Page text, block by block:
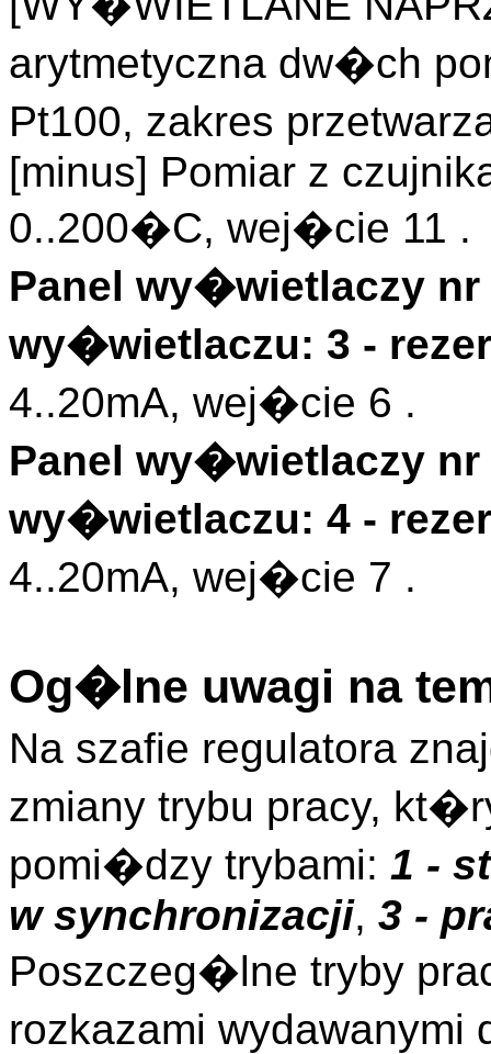
arytmetyczna dw�ch
Pt100, zakres
[minus] Pomiar z
0..200�C, wej�cie 11 .
Panel wy�wietlaczy nr
wy�wietlaczu: 3 -
4..20mA, wej�cie 6 .
Panel wy�wietlaczy nr
wy�wietlaczu: 4 -
4..20mA, wej�cie 7 .
Og�lne uwagi na
Na szafie regulatora
zmiany trybu pracy,
pomi�dzy trybami: 1 -
w synchronizacji, 3 -
Poszczeg�lne tryby
rozkazami